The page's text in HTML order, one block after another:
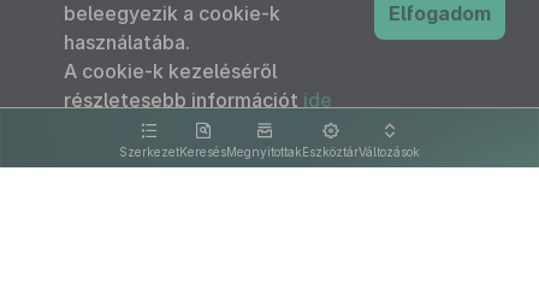
SzerkezetKeresésMegnyitottakEszköztárVáltozások
beleegyezik a cookie-k
használatába.
A cookie-k kezeléséről
részletesebb információt ide
kattintva olvashat.
Elfogadom